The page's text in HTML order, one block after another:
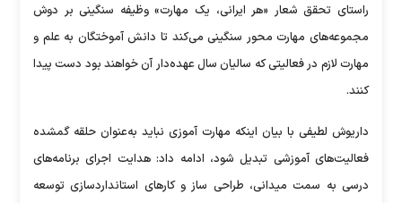
راستای تحقق شعار «هر ایرانی، یک مهارت» وظیفه سنگینی بر دوش
مجموعه‌های مهارت محور سنگینی می‌کند تا دانش آموختگان به علم و
مهارت لازم در فعالیتی که سالیان سال عهده‌دار آن خواهند بود دست پیدا
کنند.
داریوش لطیفی با بیان اینکه مهارت آموزی نباید به‌عنوان حلقه گمشده
فعالیت‌های آموزشی تبدیل شود، ادامه داد: هدایت اجرای برنامه‌های
درسی به سمت میدانی، طراحی ساز و کارهای استانداردسازی توسعه